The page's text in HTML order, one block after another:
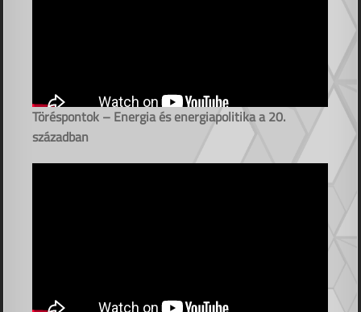
Töréspontok – Energia és energiapolitika a 20.
században